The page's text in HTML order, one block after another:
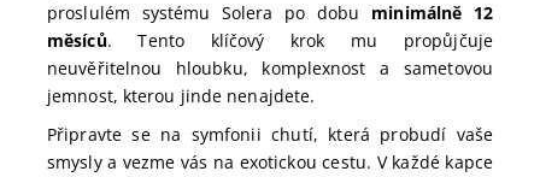
proslulém systému Solera po dobu minimálně 12
měsíců. Tento klíčový krok mu propůjčuje
neuvěřitelnou hloubku, komplexnost a sametovou
jemnost, kterou jinde nenajdete.
Připravte se na symfonii chutí, která probudí vaše
smysly a vezme vás na exotickou cestu. V každé kapce